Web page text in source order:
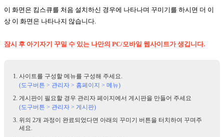
이 화면은 킴스큐를 처음 설치하신 경우에 나타나며 꾸미기를 하시면 더 이
상 이 화면은 나타나지 않습니다.
잠시 후 아기자기 꾸밀 수 있는 나만의 PC/모바일 웹사이트가 생깁니다.
사이트를 구성할 메뉴를 구성해 주세요.
(도구버튼 > 관리자 > 홈페이지 > 메뉴)
게시판이 필요할 경우 관리자 페이지에서 게시판을 만들어 주세요
(도구버튼 > 관리자 > 게시판)
위의 2개 과정이 완료되었다면 아래의 꾸미기 버튼을 터치하여 꾸며주
세요.